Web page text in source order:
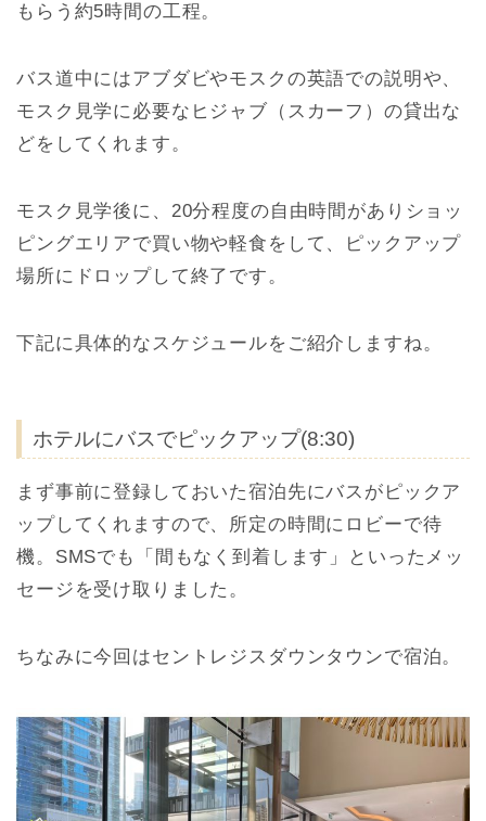
もらう約5時間の工程。
バス道中にはアブダビやモスクの英語での説明や、
モスク見学に必要なヒジャブ（スカーフ）の貸出な
どをしてくれます。
モスク見学後に、20分程度の自由時間がありショッ
ピングエリアで買い物や軽食をして、ピックアップ
場所にドロップして終了です。
下記に具体的なスケジュールをご紹介しますね。
ホテルにバスでピックアップ(8:30)
まず事前に登録しておいた宿泊先にバスがピックア
ップしてくれますので、所定の時間にロビーで待
機。SMSでも「間もなく到着します」といったメッ
セージを受け取りました。
ちなみに今回はセントレジスダウンタウンで宿泊。